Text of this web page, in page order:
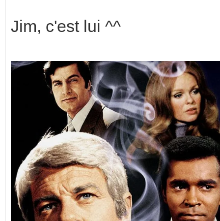
Jim, c'est lui ^^